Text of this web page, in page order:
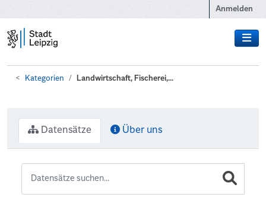
Anmelden
Kategorien Landwirtschaft, Fischerei,...
Datensätze Über uns